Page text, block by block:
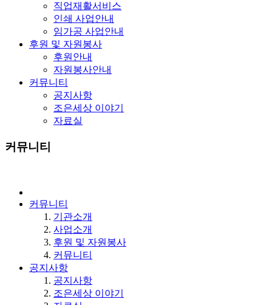
직업재활서비스
인쇄 사업안내
임가공 사업안내
후원 및 자원봉사
후원안내
자원봉사안내
커뮤니티
공지사항
조은세상 이야기
자료실
커뮤니티
커뮤니티
기관소개
사업소개
후원 및 자원봉사
커뮤니티
공지사항
공지사항
조은세상 이야기